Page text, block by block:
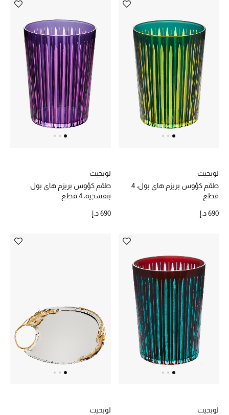
مصممون جدد
حصريات
الجمال
مستلزمات المنزل
توتيمي
تعكس توتيمي فن الأناقة السهلة بقطع أساسية راقية
مصممة لتدوم وتتجاوز صيحات الموسم
تسوقوا توتيمي
لوبجيت
طقم كؤوس بريزم هاي بول، 4
قطع
690 د.إ
لوبجيت
طقم كؤوس بريزم هاي بول
بنفسجية، 4 قطع
690 د.إ
لوبجيت
لوبجيت